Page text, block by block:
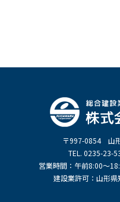
〒997-0854 山
TEL. 0235-23-
営業時間：午前8:00～
建設業許可：山形